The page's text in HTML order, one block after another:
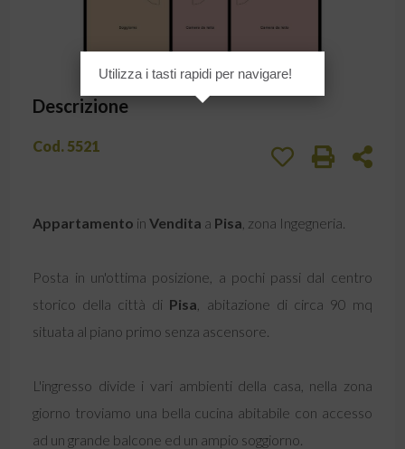
Descrizione
Cod. 5521
Appartamento inVendita a Pisa , zona Ingegneria.
Posta in un'ottima posizione, a pochi passi dal centro
storico della città di Pisa , abitazione di circa 90 mq
situata al piano primo senza ascensore.
L'ingresso divide i vari ambienti della casa, nella zona
giorno troviamo una bella cucina abitabile con accesso
ad un grande balcone ed un ampio soggiorno.
Utilizza i tasti rapidi per navigare!